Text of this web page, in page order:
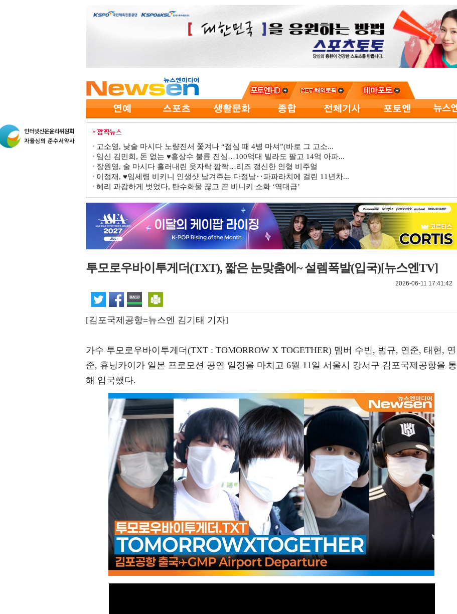
고소영, 낮술 마시다 노량진서 쫓겨나 “점심 때 4병 마셔”(바로 그 고소...
임신 김민희, 돈 없는 ♥홍상수 불륜 진심…100억대 빌라도 팔고 14억 아파...
장원영, 술 마시다 흘러내린 옷자락 깜짝…리즈 갱신한 인형 비주얼
이정재, ♥임세령 비키니 인생샷 남겨주는 다정남‥파파라치에 걸린 11년차...
혜리 과감하게 벗었다, 탄수화물 끊고 끈 비니키 소화 ‘역대급’
투모로우바이투게더(TXT), 짧은 눈맞춤에~ 설렘폭발(입국)[뉴스엔TV]
2026-06-11 17:41:42
[김포국제공항=뉴스엔 김기태 기자]
가수 투모로우바이투게더(TXT : TOMORROW X TOGETHER) 멤버 수빈, 범규, 연준, 태현, 연
준, 휴닝카이가 일본 프로모션 공연 일정을 마치고 6월 11일 서울시 강서구 김포국제공항을 통
해 입국했다.